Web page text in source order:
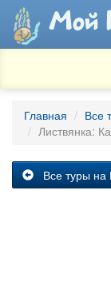
Главная
Все
Листвянка:
Все туры на